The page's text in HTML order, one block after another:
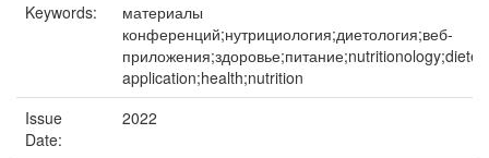
Keywords:
материалы
конференций;нутрициология;диетология;веб-
application;health;nutrition
Issue
Date:
2022